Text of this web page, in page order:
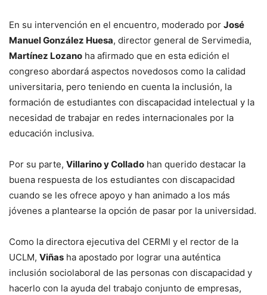
En su intervención en el encuentro, moderado por José
Manuel González Huesa, director general de Servimedia,
Martínez Lozano ha afirmado que en esta edición el
congreso abordará aspectos novedosos como la calidad
universitaria, pero teniendo en cuenta la inclusión, la
formación de estudiantes con discapacidad intelectual y la
necesidad de trabajar en redes internacionales por la
educación inclusiva.
Por su parte, Villarino y Collado han querido destacar la
buena respuesta de los estudiantes con discapacidad
cuando se les ofrece apoyo y han animado a los más
jóvenes a plantearse la opción de pasar por la universidad.
Como la directora ejecutiva del CERMI y el rector de la
UCLM, Viñas ha apostado por lograr una auténtica
inclusión sociolaboral de las personas con discapacidad y
hacerlo con la ayuda del trabajo conjunto de empresas,